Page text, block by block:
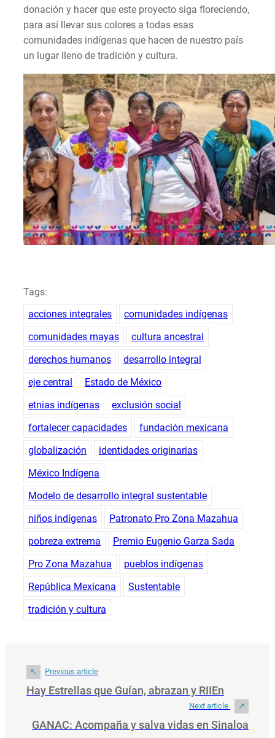
donación y hacer que este proyecto siga floreciendo,
para así llevar sus colores a todas esas
comunidades indígenas que hacen de nuestro país
un lugar lleno de tradición y cultura.
Tags:
acciones integrales
comunidades indígenas
comunidades mayas
cultura ancestral
derechos humanos
desarrollo integral
eje central
Estado de México
etnias indígenas
exclusión social
fortalecer capacidades
fundación mexicana
globalización
identidades originarias
México Indígena
Modelo de desarrollo integral sustentable
niños indígenas
Patronato Pro Zona Mazahua
pobreza extrema
Premio Eugenio Garza Sada
Pro Zona Mazahua
pueblos indígenas
República Mexicana
Sustentable
tradición y cultura
Previous article
Hay Estrellas que Guían, abrazan y RIIEn
Next article
GANAC: Acompaña y salva vidas en Sinaloa